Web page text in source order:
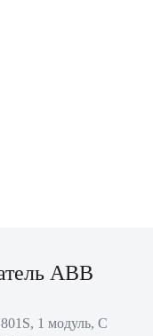
ABB
1 модуль, C